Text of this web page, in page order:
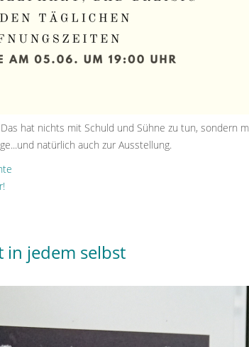
hat nichts mit Schuld und Sühne zu tun, sondern
natürlich auch zur Ausstellung.
in jedem selbst